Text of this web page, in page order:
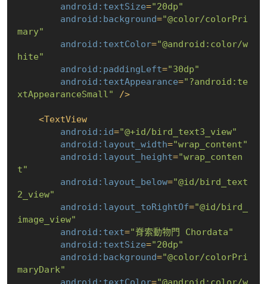
android:textSize="20dp"
android:background="@color/colorPri
mary"
android:textColor="@android:color/w
hite"
android:paddingLeft="30dp"
android:textAppearance="?android:te
xtAppearanceSmall" />
<TextView
android:id="@+id/bird_text3_view"
android:layout_width="wrap_content"
android:layout_height="wrap_conten
t"
android:layout_below="@id/bird_text
2_view"
android:layout_toRightOf="@id/bird_
image_view"
android:text="脊索動物門 Chordata"
android:textSize="20dp"
android:background="@color/colorPri
maryDark"